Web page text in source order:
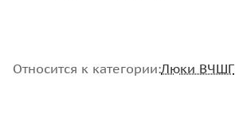
Относится к категории:Люки ВЧШГ